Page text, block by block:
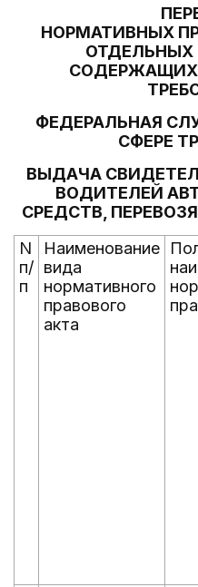
НОРМАТИВНЫХ
ОТДЕЛЬНЫХ
СОДЕРЖАЩИХ
ФЕДЕРАЛЬНАЯ
СФЕРЕ
ВЫДАЧА
ВОДИТЕЛЕЙ
СРЕДСТВ,
N
п/
п
Наименование
вида
нормативного
правового
акта